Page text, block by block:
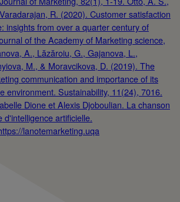
lanotemarketing.uqa